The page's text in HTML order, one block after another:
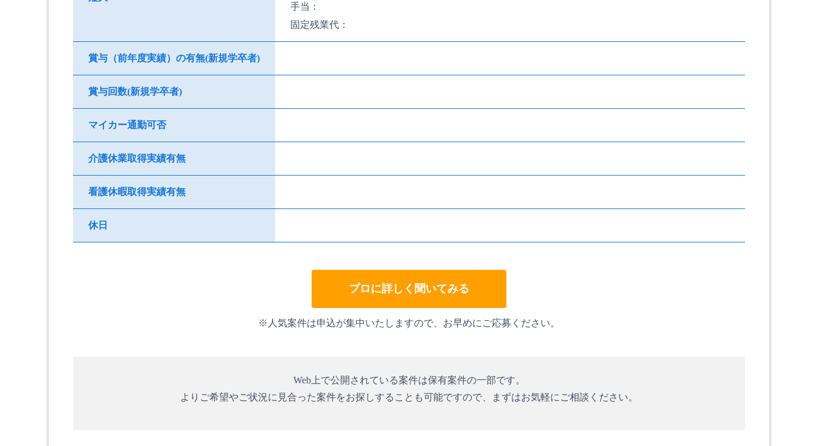
手当：
固定残業代：
賞与（前年度実績）の有無(新規学卒者)
賞与回数(新規学卒者)
マイカー通勤可否
介護休業取得実績有無
看護休暇取得実績有無
休日
プロに詳しく聞いてみる
※人気案件は申込が集中いたしますので、お早めにご応募ください。
Web上で公開されている案件は保有案件の一部です。
よりご希望やご状況に見合った案件をお探しすることも可能ですので、まずはお気軽にご相談ください。